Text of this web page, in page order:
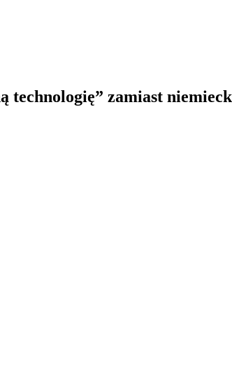
technologię” zamiast